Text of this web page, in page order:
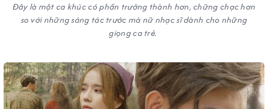
Đây là một ca khúc có phần trưởng thành hơn, chững chạc hơn
so với những sáng tác trước mà nữ nhạc sĩ dành cho những
giọng ca trẻ.